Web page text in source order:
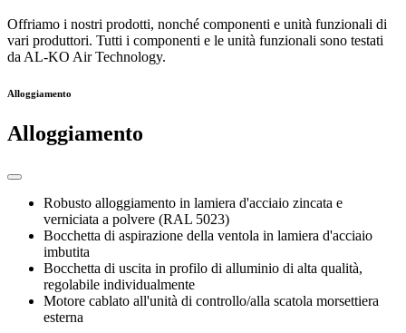
Offriamo i nostri prodotti, nonché componenti e unità funzionali di
vari produttori. Tutti i componenti e le unità funzionali sono testati
da AL-KO Air Technology.
Alloggiamento
Alloggiamento
Robusto alloggiamento in lamiera d'acciaio zincata e
verniciata a polvere (RAL 5023)
Bocchetta di aspirazione della ventola in lamiera d'acciaio
imbutita
Bocchetta di uscita in profilo di alluminio di alta qualità,
regolabile individualmente
Motore cablato all'unità di controllo/alla scatola morsettiera
esterna